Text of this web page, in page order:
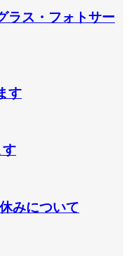
ラス・フォトサー
す
す
みについて